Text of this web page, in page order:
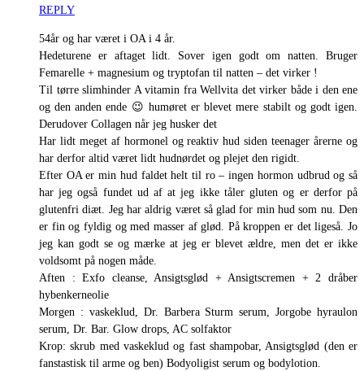
REPLY
54år og har været i OA i 4 år.
Hedeturene er aftaget lidt. Sover igen godt om natten. Bruger
Femarelle + magnesium og tryptofan til natten – det virker !
Til tørre slimhinder A vitamin fra Wellvita det virker både i den ene
og den anden ende 😉 humøret er blevet mere stabilt og godt igen.
Derudover Collagen når jeg husker det
Har lidt meget af hormonel og reaktiv hud siden teenager årerne og
har derfor altid været lidt hudnørdet og plejet den rigidt.
Efter OA er min hud faldet helt til ro – ingen hormon udbrud og så
har jeg også fundet ud af at jeg ikke tåler gluten og er derfor på
glutenfri diæt. Jeg har aldrig været så glad for min hud som nu. Den
er fin og fyldig og med masser af glød. På kroppen er det ligeså. Jo
jeg kan godt se og mærke at jeg er blevet ældre, men det er ikke
voldsomt på nogen måde.
Aften : Exfo cleanse, Ansigtsglød + Ansigtscremen + 2 dråber
hybenkerneolie
Morgen : vaskeklud, Dr. Barbera Sturm serum, Jorgobe hyraulon
serum, Dr. Bar. Glow drops, AC solfaktor
Krop: skrub med vaskeklud og fast shampobar, Ansigtsglød (den er
fanstastisk til arme og ben) Bodyoligist serum og bodylotion.